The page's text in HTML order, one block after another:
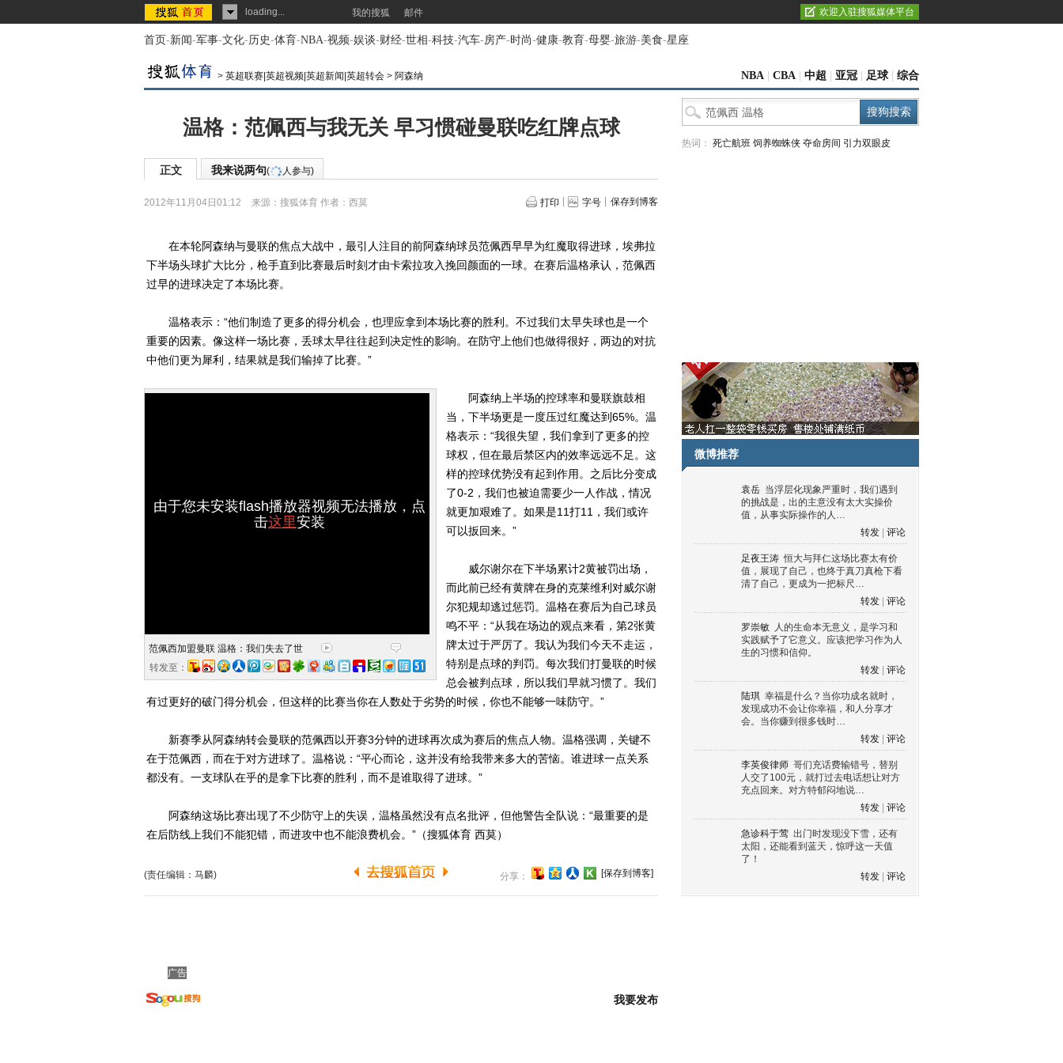
loading... 我的搜狐 邮件 欢迎入驻搜狐媒体平台
首页-新闻-军事-文化-历史-体育-NBA-视频-娱谈-财经-世相-科技-汽车-房产-时尚-健康-教育-母婴-旅游-美食-星座
> 英超联赛|英超视频|英超新闻|英超转会 > 阿森纳 NBA CBA 中超 亚冠 足球 综合
温格：范佩西与我无关 早习惯碰曼联吃红牌点球
正文 我来说两句( 人参与)
2012年11月04日01:12 来源： 搜狐体育 作者：西莫 打印 字号 保存到博客
在本轮阿森纳与曼联的焦点大战中，最引人注目的前阿森纳球员范佩西早早为红魔取得进球，埃弗拉
下半场头球扩大比分，枪手直到比赛最后时刻才由卡索拉攻入挽回颜面的一球。在赛后温格承认，范佩西
过早的进球决定了本场比赛。
温格表示：“他们制造了更多的得分机会，也理应拿到本场比赛的胜利。不过我们太早失球也是一个
重要的因素。像这样一场比赛，丢球太早往往起到决定性的影响。在防守上他们也做得很好，两边的对抗
中他们更为犀利，结果就是我们输掉了比赛。”
由于您未安装flash播放器视频无法播放，点
击这里安装
范佩西加盟曼联 温格：我们失去了世
转发至：
阿森纳上半场的控球率和曼联旗鼓相
当，下半场更是一度压过红魔达到65%。温
格表示：“我很失望，我们拿到了更多的控
球权，但在最后禁区内的效率远远不足。这
样的控球优势没有起到作用。之后比分变成
了0-2，我们也被迫需要少一人作战，情况
就更加艰难了。如果是11打11，我们或许
可以扳回来。”
威尔谢尔在下半场累计2黄被罚出场，
而此前已经有黄牌在身的克莱维利对威尔谢
尔犯规却逃过惩罚。温格在赛后为自己球员
鸣不平：“从我在场边的观点来看，第2张黄
牌太过于严厉了。我认为我们今天不走运，
特别是点球的判罚。每次我们打曼联的时候
总会被判点球，所以我们早就习惯了。我们
有过更好的破门得分机会，但这样的比赛当你在人数处于劣势的时候，你也不能够一味防守。”
新赛季从阿森纳转会曼联的范佩西以开赛3分钟的进球再次成为赛后的焦点人物。温格强调，关键不
在于范佩西，而在于对方进球了。温格说：“平心而论，这并没有给我带来多大的苦恼。谁进球一点关系
都没有。一支球队在乎的是拿下比赛的胜利，而不是谁取得了进球。”
阿森纳这场比赛出现了不少防守上的失误，温格虽然没有点名批评，但他警告全队说：“最重要的是
在后防线上我们不能犯错，而进攻中也不能浪费机会。”（搜狐体育 西莫）
(责任编辑：马麟) 分享： [保存到博客]
广告
我要发布
热词： 死亡航班 饲养蜘蛛侠 夺命房间 引力双眼皮
微博推荐
袁岳 当浮层化现象严重时，我们遇到
的挑战是，出的主意没有太大实操价
值，从事实际操作的人…
转发
评论
足夜王涛 恒大与拜仁这场比赛太有价
值，展现了自己，也终于真刀真枪下看
清了自己，更成为一把标尺…
转发
评论
罗崇敏 人的生命本无意义，是学习和
实践赋予了它意义。应该把学习作为人
生的习惯和信仰。
转发
评论
陆琪 幸福是什么？当你功成名就时，
发现成功不会让你幸福，和人分享才
会。当你赚到很多钱时…
转发
评论
李英俊律师 哥们充话费输错号，替别
人交了100元，就打过去电话想让对方
充点回来。对方特郁闷地说…
转发
评论
急诊科于莺 出门时发现没下雪，还有
太阳，还能看到蓝天，惊呼这一天值
了！
转发
评论